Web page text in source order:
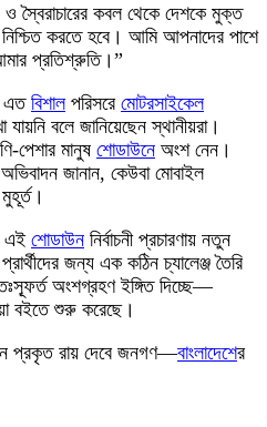
স্বৈরাচারের কবল থেকে দেশকে মুক্ত
করতে হবে। আমি আপনাদের পাশে
প্রতিশ্রুতি।”
এত বিশালপরিসরে মোটরসাইকেল
বলে জানিয়েছেন স্থানীয়রা।
পেশার মানুষ শোডাউন ে অংশ নেন।
জানান, কেউবা মোবাইল
এই শোডাউন নির্বাচনী প্রচারণায় নতুন
জন্য এক কঠিন চ্যালেঞ্জ তৈরি
অংশগ্রহণ ইঙ্গিত দিচ্ছে—
বইতে শুরু করেছে।
প্রকৃত রায় দেবে জনগণ—বাংলাদেশের